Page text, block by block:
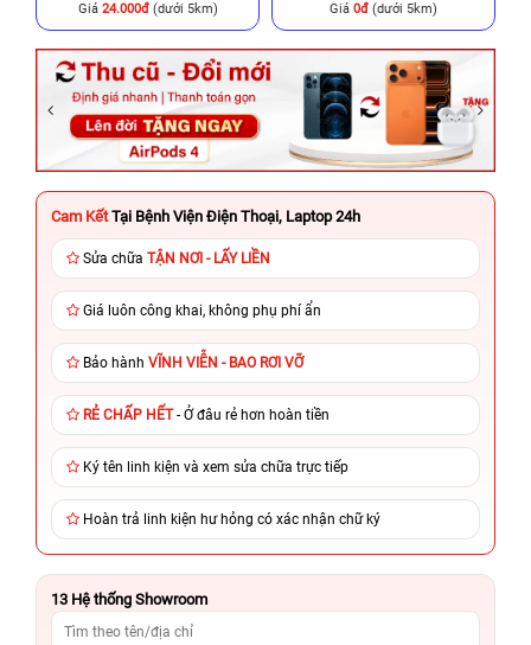
Giá 24.000đ(dưới 5km) Giá 0đ (dưới 5km)
Cam Kết Tại Bệnh Viện Điện Thoại, Laptop 24h
Sửa chữa TẬN NƠI - LẤY LIỀN
Giá luôn công khai, không phụ phí ẩn
Bảo hành VĨNH VIỄN - BAO RƠI VỠ
RẺ CHẤP HẾT- Ở đâu rẻ hơn hoàn tiền
Ký tên linh kiện và xem sửa chữa trực tiếp
Hoàn trả linh kiện hư hỏng có xác nhận chữ ký
13 Hệ thống Showroom